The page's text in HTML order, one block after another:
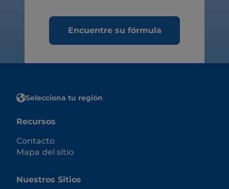
Encuentre su fórmula
Selecciona tu región
Recursos
Contacto
Mapa del sitio
Nuestros Sitios